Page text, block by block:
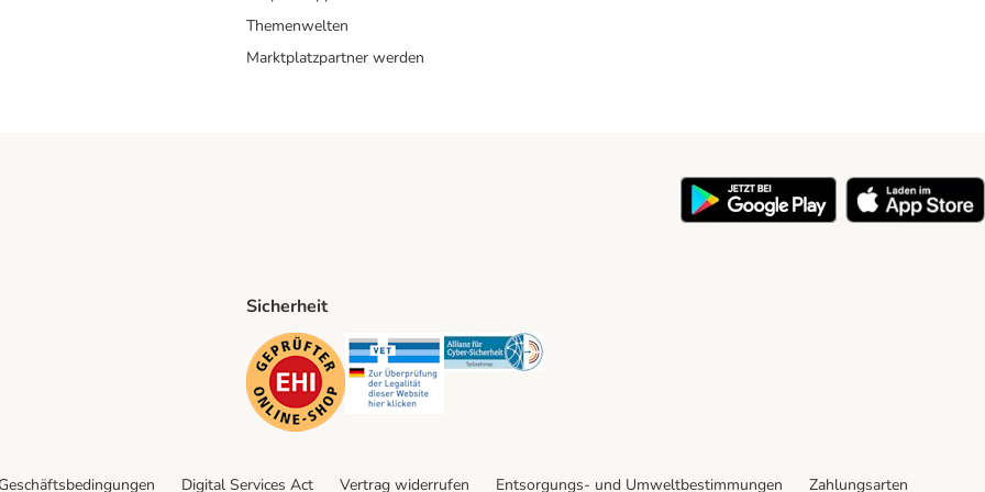
Themenwelten
Marktplatzpartner werden
Method
Sicherheit
Security Security Security
Digital Services Act Vertrag widerrufen Entsorgungs- und Umweltbestimmungen Zahlungsarten